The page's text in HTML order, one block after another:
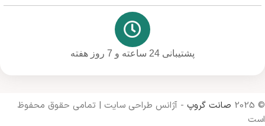
پشتیبانی 24 ساعته و 7 روز هفته
© 2025 صانت گروپ - آژانس طراحی سایت | تمامی حقوق محفوظ
است